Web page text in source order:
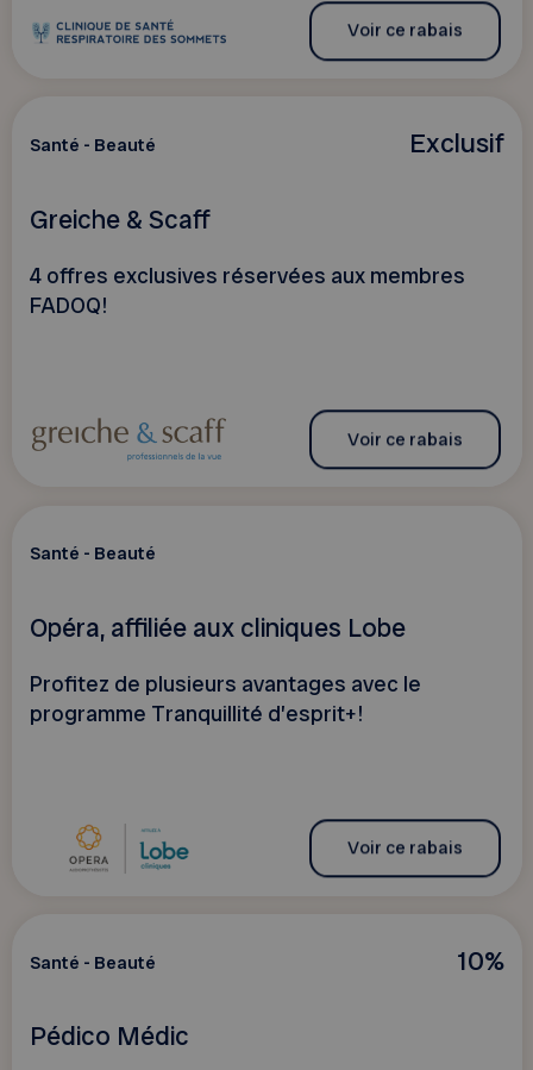
Voir ce rabais
Exclusif
Santé - Beauté
Greiche & Scaff
4 offres exclusives réservées aux membres
FADOQ!
Voir ce rabais
Santé - Beauté
Opéra, affiliée aux cliniques Lobe
Profitez de plusieurs avantages avec le
programme Tranquillité d’esprit+!
Voir ce rabais
10%
Santé - Beauté
Pédico Médic